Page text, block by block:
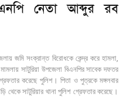
নেতা আব্দুর রব
জমি সংক্রান্ত বিরোধকে কেন্দ্র করে হামলা,
সাটুরিয়া উপজেলা বিএনপির সাবেক দফতর
করেছে পুলিশ। পিতা ও পুত্রকে মঙ্গলবার
থেকে সাটুরিয়ার থানা পুলিশ গ্রেফতার করেছে।